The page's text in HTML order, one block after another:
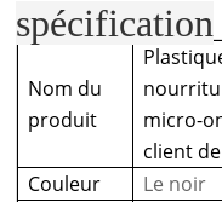
spécification
Nom du
produit
micro-
client
Couleur
Le noir